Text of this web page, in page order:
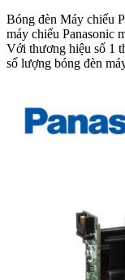
Bóng đèn Máy chiếu
máy chiếu Panasonic
Với thương hiệu số 1
số lượng bóng đèn